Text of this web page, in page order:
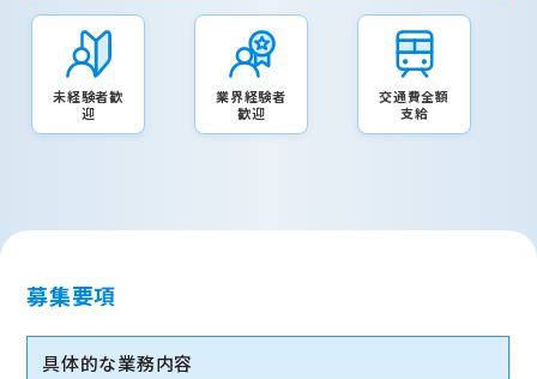
未経験者歓
迎
業界経験者
歓迎
交通費全額
支給
募集要項
具体的な業務内容